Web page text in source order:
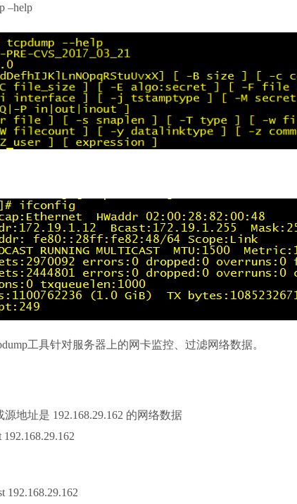
–help
工具针对服务器上的网卡监控、过滤网络数据。
地址是 192.168.29.162 的网络数据
192.168.29.162